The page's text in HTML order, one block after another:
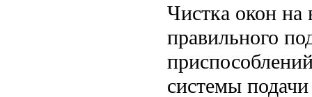
Чистка окон на
правильного
системы